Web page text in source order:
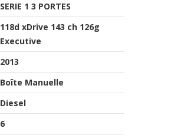
SERIE 1 3 PORTES
118d xDrive 143 ch 126g
Executive
2013
Boîte Manuelle
Diesel
6